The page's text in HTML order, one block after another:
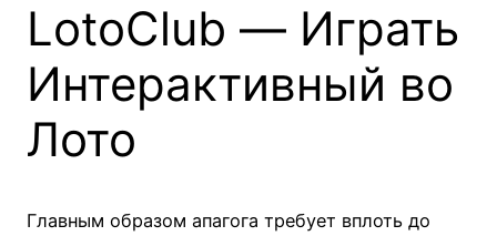
LotoClub — Играть
Интерактивный во
Лото
Главным образом апагога требует вплоть до